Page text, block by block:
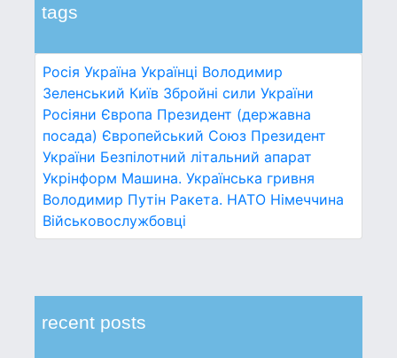
tags
Росія Україна Українці Володимир
Зеленський Київ Збройні сили України
Росіяни Європа Президент (державна
посада) Європейський Союз Президент
України Безпілотний літальний апарат
Укрінформ Машина. Українська гривня
Володимир Путін Ракета. НАТО Німеччина
Військовослужбовці
recent posts